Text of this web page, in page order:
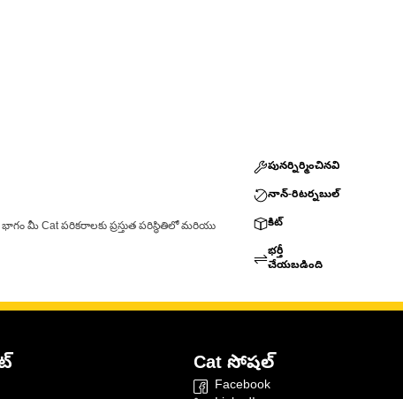
మీ Cat పరికరాలకు ప్రస్తుత పరిస్థితిలో మరియు
పునర్నిర్మించినవి
నాన్-రిటర్నబుల్
కిట్
భర్తీ
చేయబడింది
Cat సోషల్
Facebook